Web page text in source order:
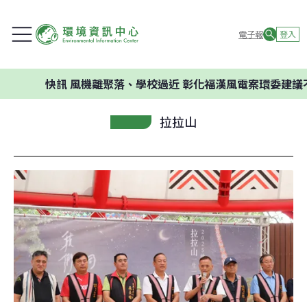
電子報 登入
快訊風機離聚落、學校過近 彰化福漢風電案環委建議不應
拉拉山